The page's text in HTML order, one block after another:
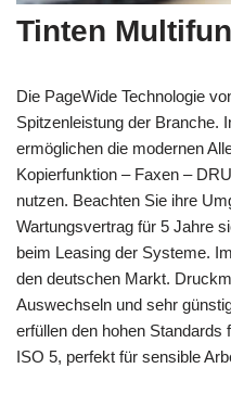
Tinten
Die PageWide Technologie
Spitzenleistung der Branche.
ermöglichen die modernen
Kopierfunktion – Faxen –
nutzen. Beachten Sie ihre
Wartungsvertrag für 5 Jahre
beim Leasing der Systeme.
den deutschen Markt.
Auswechseln und sehr
erfüllen den hohen
ISO 5, perfekt für sensible